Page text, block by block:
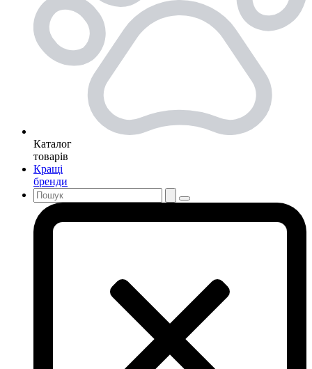
Каталог
товарів
Кращі
бренди